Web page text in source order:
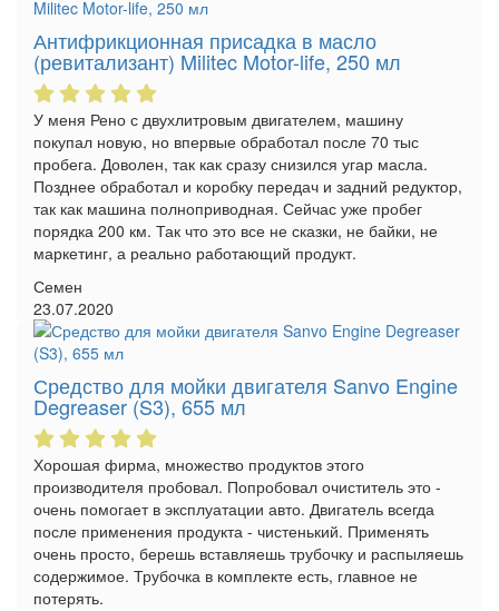
Антифрикционная присадка в масло
(ревитализант) Militec Motor-life, 250 мл
У меня Рено с двухлитровым двигателем, машину
покупал новую, но впервые обработал после 70 тыс
пробега. Доволен, так как сразу снизился угар масла.
Позднее обработал и коробку передач и задний редуктор,
так как машина полноприводная. Сейчас уже пробег
порядка 200 км. Так что это все не сказки, не байки, не
маркетинг, а реально работающий продукт.
Семен
23.07.2020
Средство для мойки двигателя Sanvo Engine
Degreaser (S3), 655 мл
Хорошая фирма, множество продуктов этого
производителя пробовал. Попробовал очиститель это -
очень помогает в эксплуатации авто. Двигатель всегда
после применения продукта - чистенький. Применять
очень просто, берешь вставляешь трубочку и распыляешь
содержимое. Трубочка в комплекте есть, главное не
потерять.